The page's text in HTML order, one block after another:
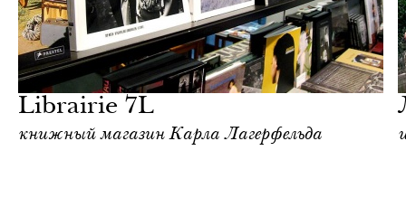
Librairie 7L
книжный магазин Карла Лагерфельда
среда